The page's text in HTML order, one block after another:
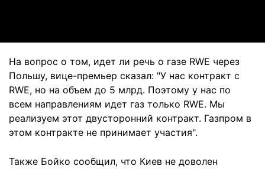
На вопрос о том, идет ли речь о газе RWE через
Польшу, вице-премьер сказал: "У нас контракт с
RWE, но на объем до 5 млрд. Поэтому у нас по
всем направлениям идет газ только RWE. Мы
реализуем этот двусторонний контракт. Газпром в
этом контракте не принимает участия".
Также Бойко сообщил, что Киев не доволен